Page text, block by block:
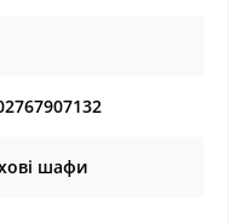
шафи